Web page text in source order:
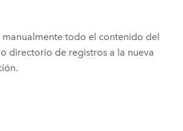
todo el contenido del
directorio de registros a la nueva